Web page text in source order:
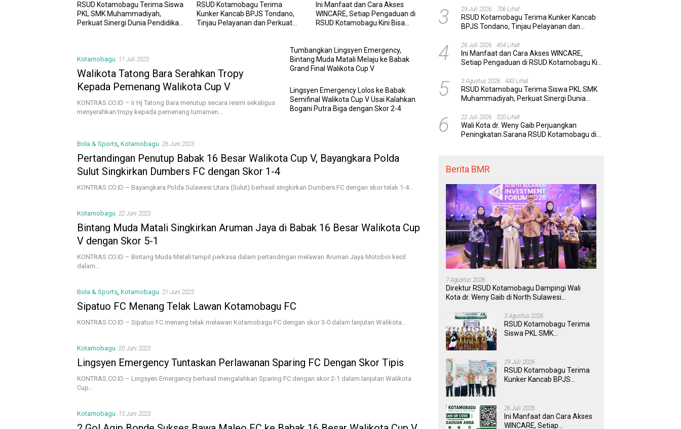
RSUD Kotamobagu Terima Siswa
PKL SMK Muhammadiyah,
Perkuat Sinergi Dunia Pendidikan
RSUD Kotamobagu Terima
Kunker Kancab BPJS Tondano,
Tinjau Pelayanan dan Perkuat
Ini Manfaat dan Cara Akses
WINCARE, Setiap Pengaduan di
RSUD Kotamobagu Kini Bisa
RSUD Kotamobagu Hadirkan
WINCARE, Terobosan Digital
untuk Pengaduan Masyarakat
dan Pegawai yang Cepat,
Transparan, dan Responsif
Mongondow Selatan: Jejak
Seorang Bunda Pembaharu dan
Kotamobagu 11 Juli 2023
Walikota Tatong Bara Serahkan Tropy
Kepada Pemenang Walikota Cup V
KONTRAS.CO.ID – Ir Hj Tatong Bara menutup secara resmi sekaligus
menyerahkan tropy kepada pemenang turnamen…
Tumbangkan Lingsyen Emergency,
Bintang Muda Matali Melaju ke Babak
Grand Final Walikota Cup V
Lingsyen Emergency Lolos ke Babak
Semifinal Walikota Cup V Usai Kalahkan
Bogani Putra Biga dengan Skor 2-4
Bola & Sports Kotamobagu 26 Juni 2023
Pertandingan Penutup Babak 16 Besar Walikota Cup V, Bayangkara Polda
Sulut Singkirkan Dumbers FC dengan Skor 1-4
KONTRAS.CO.ID – Bayangkara Polda Sulawesi Utara (Sulut) berhasil singkirkan Dumbers FC dengan skor telak 1-4…
Kotamobagu 22 Juni 2023
Bintang Muda Matali Singkirkan Aruman Jaya di Babak 16 Besar Walikota Cup
V dengan Skor 5-1
KONTRAS.CO.ID – Bintang Muda Matali tampil perkasa dalam pertandingan melawan Aruman Jaya Motoboi kecil
dalam…
Bola & Sports Kotamobagu 21 Juni 2023
Sipatuo FC Menang Telak Lawan Kotamobagu FC
KONTRAS.CO.ID – Sipatuo FC menang telak melawan Kotamobagu FC dengan skor 3-0 dalam lanjutan Walikota…
Kotamobagu 20 Juni 2023
Lingsyen Emergency Tuntaskan Perlawanan Sparing FC Dengan Skor Tipis
KONTRAS.CO.ID – Lingsyen Emergency berhasil mengalahkan Sparing FC dengan skor 2-1 dalam lanjutan Walikota
Cup…
Kotamobagu 15 Juni 2023
3 29 Juli 2026 706 Lihat
RSUD Kotamobagu Terima Kunker Kancab
BPJS Tondano, Tinjau Pelayanan dan
4 26 Juli 2026 454 Lihat
Ini Manfaat dan Cara Akses WINCARE,
Setiap Pengaduan di RSUD Kotamobagu Kini
5 3 Agustus 2026 443 Lihat
RSUD Kotamobagu Terima Siswa PKL SMK
Muhammadiyah, Perkuat Sinergi Dunia
6 22 Juli 2026 320 Lihat
Wali Kota dr. Weny Gaib Perjuangkan
Peningkatan Sarana RSUD Kotamobagu di
Berita BMR
7 Agustus 2026
Direktur RSUD Kotamobagu Dampingi Wali
Kota dr. Weny Gaib di North Sulawesi
3 Agustus 2026
RSUD Kotamobagu Terima
Siswa PKL SMK
dan Layanan Kesehatan
29 Juli 2026
RSUD Kotamobagu Terima
Kunker Kancab BPJS
Wujudkan UHC
26 Juli 2026
Ini Manfaat dan Cara Akses
WINCARE, Setiap